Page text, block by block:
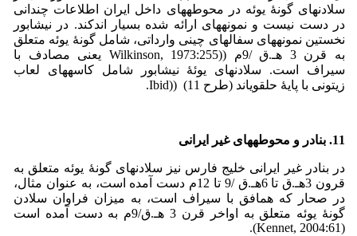
سلادن­های گونۀ یوئه در محوطه­های داخل ایران اطلاعات چندانی
در دست نیست و نمونه­های ارائه شده بسیار اندکند. در نیشابور
نخستین نمونه­های سفال­های چینی وارداتی، شامل گونۀ یوئه متعلق
به قرن 3 هـ.ق /9م ((Wilkinson, 1973:255 یعنی مصادف با
سیراف است. سلادن­های یوئۀ نیشابور شامل کاسه­های لعاب
زیتونی با پایۀ حلقوی­اند (طرح 11) ((Ibid.
11. بنادر و محوطه­های غیر ایرانی
در بنادر غیر ایرانی خلیج فارس نیز سلادن­های گونۀ یوئه متعلق به
قرون 3­هـ.ق تا 6­هـ.ق /9 تا 12م دست آمده­ است، به عنوان مثال،
در صحار که هم­افق با سیراف است، به میزان فراوان سلادن
گونۀ یوئه متعلق به اواخر قرن 3 هـ.ق/9م به دست آمده است
(Kennet, 2004:61).